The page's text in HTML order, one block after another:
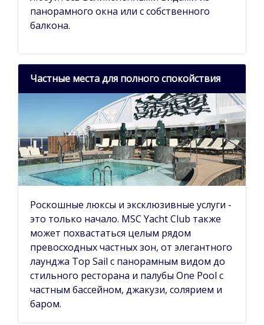
панорамного окна или с собственного
балкона.
Частные места для полного спокойствия
Роскошные люксы и эксклюзивные услуги -
это только начало. MSC Yacht Club также
может похвастаться целым рядом
превосходных частных зон, от элегантного
лаунджа Top Sail с панорамным видом до
стильного ресторана и палубы One Pool с
частным бассейном, джакузи, солярием и
баром.